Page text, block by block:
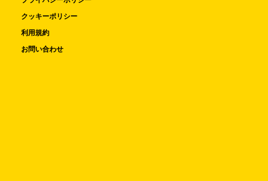
クッキーポリシー
利用規約
お問い合わせ